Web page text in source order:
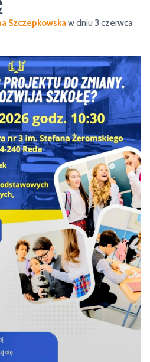
Szczepkowskaw dniu 3 czerwca